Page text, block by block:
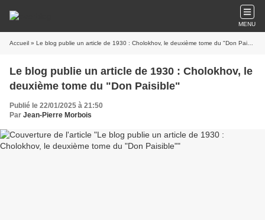
MENU
Accueil » Le blog publie un article de 1930 : Cholokhov, le deuxième tome du "Don Paisible"
Le blog publie un article de 1930 : Cholokhov, le
deuxième tome du "Don Paisible"
Publié le 22/01/2025 à 21:50
Par Jean-Pierre Morbois